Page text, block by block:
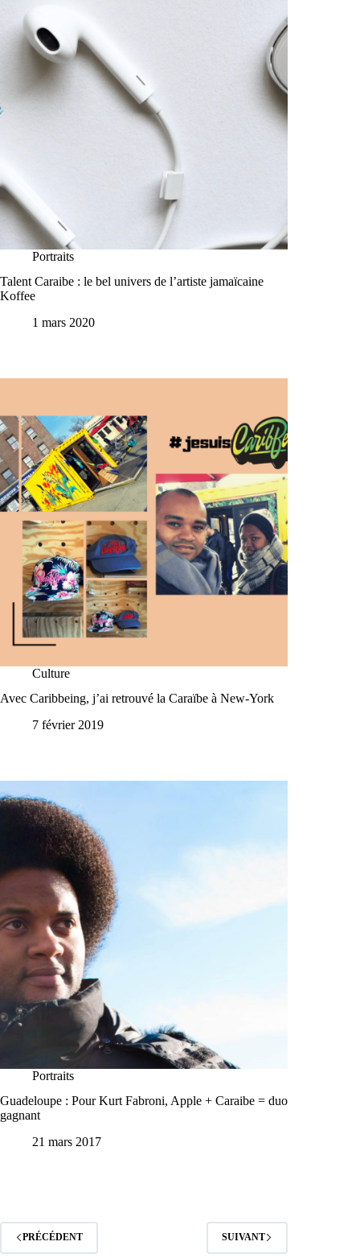
Portraits
Talent Caraibe : le bel univers de l’artiste jamaïcaine
Koffee
1 mars 2020
Culture
Avec Caribbeing, j’ai retrouvé la Caraïbe à New-York
7 février 2019
Portraits
Guadeloupe : Pour Kurt Fabroni, Apple + Caraibe = duo
gagnant
21 mars 2017
PRÉCÉDENT SUIVANT